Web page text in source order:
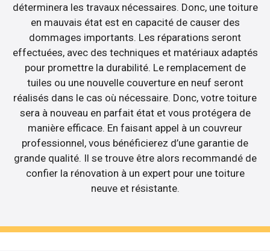
déterminera les travaux nécessaires. Donc, une toiture
en mauvais état est en capacité de causer des
dommages importants. Les réparations seront
effectuées, avec des techniques et matériaux adaptés
pour promettre la durabilité. Le remplacement de
tuiles ou une nouvelle couverture en neuf seront
réalisés dans le cas où nécessaire. Donc, votre toiture
sera à nouveau en parfait état et vous protégera de
manière efficace. En faisant appel à un couvreur
professionnel, vous bénéficierez d’une garantie de
grande qualité. Il se trouve être alors recommandé de
confier la rénovation à un expert pour une toiture
neuve et résistante.